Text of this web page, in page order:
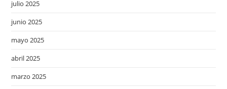
julio 2025
junio 2025
mayo 2025
abril 2025
marzo 2025